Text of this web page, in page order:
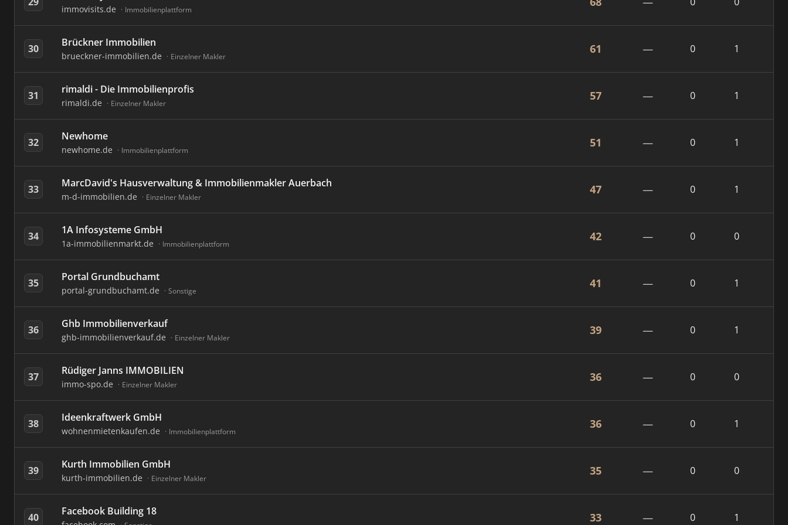
immovisits.de Immobilienplattform
30 Brückner Immobilien
brueckner-immobilien.de Einzelner Makler
61 — 0 1
31 rimaldi - Die Immobilienprofis
rimaldi.de Einzelner Makler
57 — 0 1
32 Newhome
newhome.de Immobilienplattform
51 — 0 1
33 MarcDavid's Hausverwaltung & Immobilienmakler Auerbach
m-d-immobilien.de Einzelner Makler
47 — 0 1
34 1A Infosysteme GmbH
1a-immobilienmarkt.de Immobilienplattform
42 — 0 0
35 Portal Grundbuchamt
portal-grundbuchamt.de Sonstige
41 — 0 1
36 Ghb Immobilienverkauf
ghb-immobilienverkauf.de Einzelner Makler
39 — 0 1
37 Rüdiger Janns IMMOBILIEN
immo-spo.de Einzelner Makler
36 — 0 0
38 Ideenkraftwerk GmbH
wohnenmietenkaufen.de Immobilienplattform
36 — 0 1
39 Kurth Immobilien GmbH
kurth-immobilien.de Einzelner Makler
35 — 0 0
40 Facebook Building 18 33 — 0 1